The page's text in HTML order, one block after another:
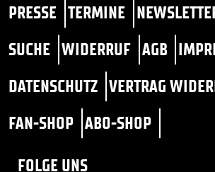
PRESSE TERMINE
SUCHE WIDERRUF AGB
DATENSCHUTZ VERTRAG
FAN-SHOP ABO-SHOP
FOLGE UNS